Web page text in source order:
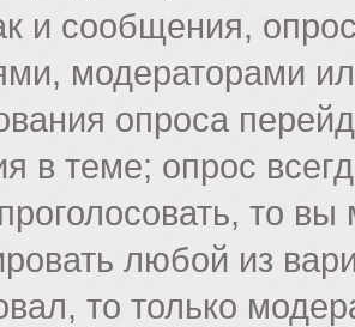
и сообщения,
модераторами
опроса
в теме; опрос
то
любой из
то только